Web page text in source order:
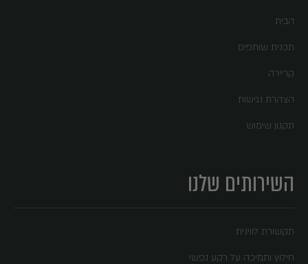
הבית
תכנית שותפים
קריירה
הצהרת נגישות
תקנון שימוש
השירותים שלנו
תקשורת לווינית
חילוץ ותמיכה על רקע נפשי